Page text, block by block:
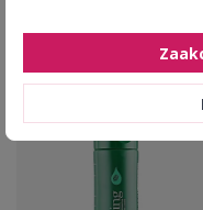
ORISING Grassi